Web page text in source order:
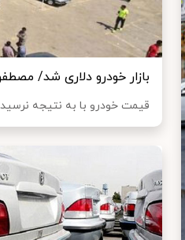
بازار خودرو دلاری شد/
قیمت خودرو با به نتیجه